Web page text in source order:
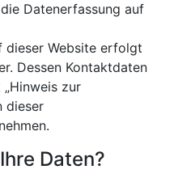
Datenerfassung auf
dieser Website erfolgt
Dessen Kontaktdaten
zur
dieser
Daten?